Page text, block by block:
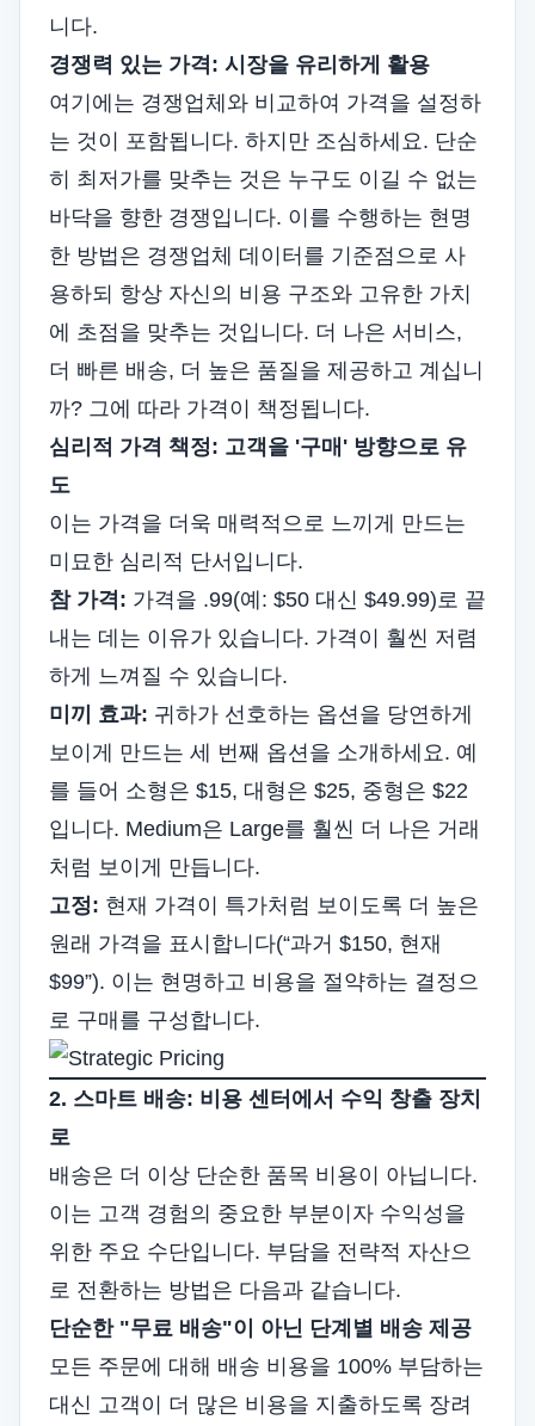
니다.
경쟁력 있는 가격: 시장을 유리하게 활용
여기에는 경쟁업체와 비교하여 가격을 설정하
는 것이 포함됩니다. 하지만 조심하세요. 단순
히 최저가를 맞추는 것은 누구도 이길 수 없는
바닥을 향한 경쟁입니다. 이를 수행하는 현명
한 방법은 경쟁업체 데이터를 기준점으로 사
용하되 항상 자신의 비용 구조와 고유한 가치
에 초점을 맞추는 것입니다. 더 나은 서비스,
더 빠른 배송, 더 높은 품질을 제공하고 계십니
까? 그에 따라 가격이 책정됩니다.
심리적 가격 책정: 고객을 '구매' 방향으로 유
도
이는 가격을 더욱 매력적으로 느끼게 만드는
미묘한 심리적 단서입니다.
참 가격: 가격을 .99(예: $50 대신 $49.99)로 끝
내는 데는 이유가 있습니다. 가격이 훨씬 저렴
하게 느껴질 수 있습니다.
미끼 효과: 귀하가 선호하는 옵션을 당연하게
보이게 만드는 세 번째 옵션을 소개하세요. 예
를 들어 소형은 $15, 대형은 $25, 중형은 $22
입니다. Medium은 Large를 훨씬 더 나은 거래
처럼 보이게 만듭니다.
고정: 현재 가격이 특가처럼 보이도록 더 높은
원래 가격을 표시합니다(“과거 $150, 현재
$99”). 이는 현명하고 비용을 절약하는 결정으
로 구매를 구성합니다.
2. 스마트 배송: 비용 센터에서 수익 창출 장치
로
배송은 더 이상 단순한 품목 비용이 아닙니다.
이는 고객 경험의 중요한 부분이자 수익성을
위한 주요 수단입니다. 부담을 전략적 자산으
로 전환하는 방법은 다음과 같습니다.
단순한 "무료 배송"이 아닌 단계별 배송 제공
모든 주문에 대해 배송 비용을 100% 부담하는
대신 고객이 더 많은 비용을 지출하도록 장려